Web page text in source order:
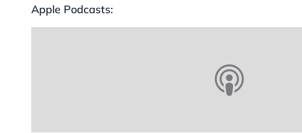
Apple Podcasts: